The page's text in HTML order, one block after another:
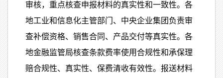
审核，重点核查申报材料的真实性和一致性。各
地工业和信息化主管部门、中央企业集团负责审
查补偿资格、销售合同、产品交付等真实性。各
地金融监管局核查条款费率使用合规性和承保理
赔合规性、真实性、保费清收有效性。报送材料